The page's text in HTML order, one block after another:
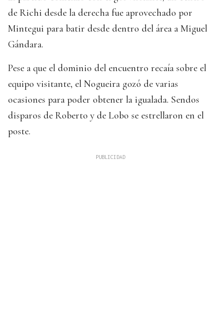
de Richi desde la derecha fue aprovechado por
Mintegui para batir desde dentro del área a Miguel
Gándara.
Pese a que el dominio del encuentro recaía sobre el
equipo visitante, el Nogueira gozó de varias
ocasiones para poder obtener la igualada. Sendos
disparos de Roberto y de Lobo se estrellaron en el
poste.